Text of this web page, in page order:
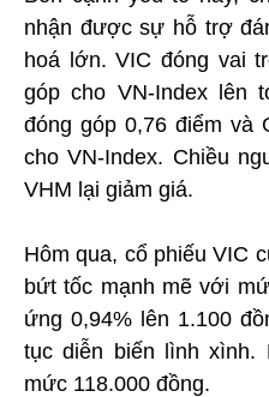
nhận được sự hỗ trợ
hoá lớn. VIC đóng vai
góp cho VN-Index lên
đóng góp 0,76 điểm và
cho VN-Index. Chiều
VHM lại giảm giá.
Hôm qua, cổ phiếu VIC
bứt tốc mạnh mẽ với
ứng 0,94% lên 1.100
tục diễn biến lình
mức 118.000 đồng.